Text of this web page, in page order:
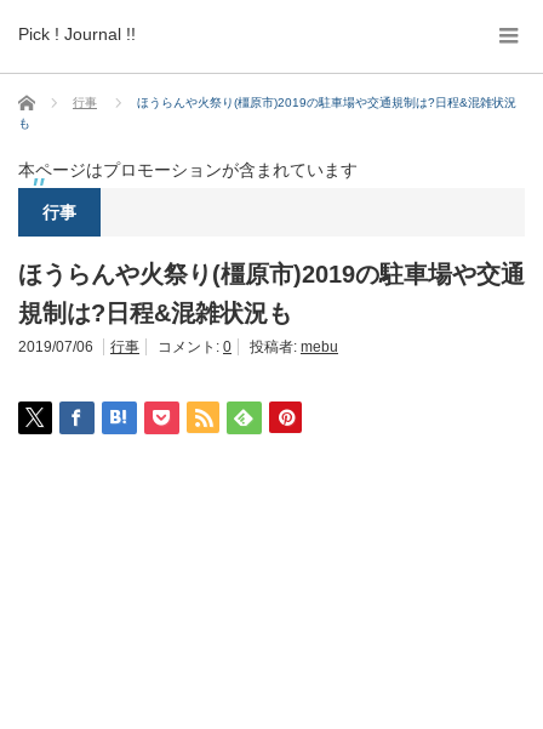
Pick ! Journal !!
ホーム 行事
ほうらんや火祭り(橿原市)2019の駐車場や交通規制は?日程&混雑状況
も
本ページはプロモーションが含まれています
行事
ほうらんや火祭り(橿原市)2019の駐車場や交通
規制は?日程&混雑状況も
2019/07/06 行事 コメント: 0 投稿者: mebu